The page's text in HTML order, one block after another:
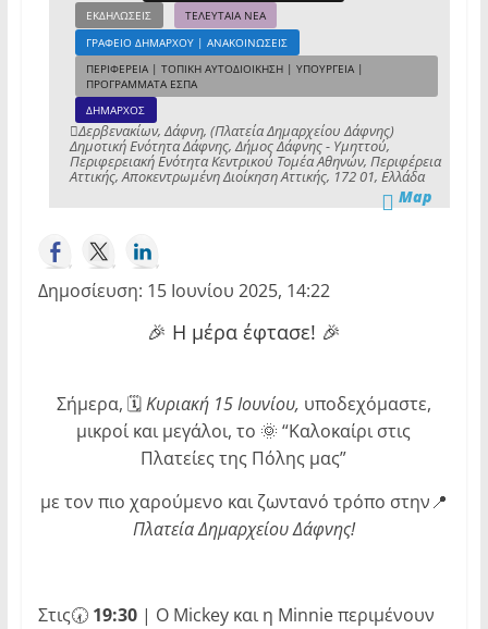
ΕΚΔΗΛΩΣΕΙΣ
ΤΕΛΕΥΤΑΙΑ ΝΕΑ
ΓΡΑΦΕΙΟ ΔΗΜΑΡΧΟΥ | ΑΝΑΚΟΙΝΩΣΕΙΣ
ΠΕΡΙΦΕΡΕΙΑ | ΤΟΠΙΚΗ ΑΥΤΟΔΙΟΙΚΗΣΗ | ΥΠΟΥΡΓΕΙΑ |
ΠΡΟΓΡΑΜΜΑΤΑ ΕΣΠΑ
ΔΗΜΑΡΧΟΣ
Δερβενακίων, Δάφνη, (Πλατεία Δημαρχείου Δάφνης)
Δημοτική Ενότητα Δάφνης, Δήμος Δάφνης - Υμηττού,
Περιφερειακή Ενότητα Κεντρικού Τομέα Αθηνών, Περιφέρεια
Αττικής, Αποκεντρωμένη Διοίκηση Αττικής, 172 01, Ελλάδα
Map
Δημοσίευση: 15 Ιουνίου 2025, 14:22
🎉 Η μέρα έφτασε! 🎉
Σήμερα, 🗓Κυριακή 15 Ιουνίου, υποδεχόμαστε,
μικροί και μεγάλοι, το 🌞 “Καλοκαίρι στις
Πλατείες της Πόλης μας”
με τον πιο χαρούμενο και ζωντανό τρόπο στην📍
Πλατεία Δημαρχείου Δάφνης!
Στις🕢 19:30| Ο Mickey και η Minnie περιμένουν